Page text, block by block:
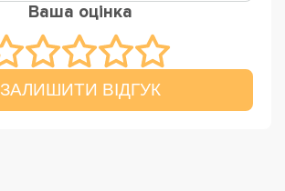
Ваша оцінка
ЗАЛИШИТИ ВІДГУК